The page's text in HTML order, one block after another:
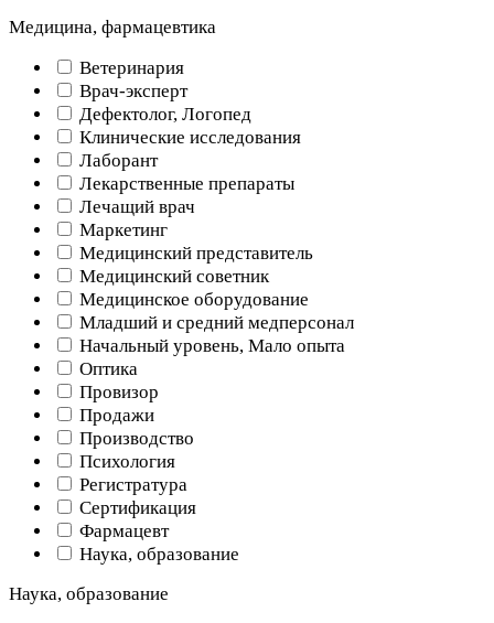
Медицина, фармацевтика
Ветеринария
Врач-эксперт
Дефектолог, Логопед
Клинические исследования
Лаборант
Лекарственные препараты
Лечащий врач
Маркетинг
Медицинский представитель
Медицинский советник
Медицинское оборудование
Младший и средний медперсонал
Начальный уровень, Мало опыта
Оптика
Провизор
Продажи
Производство
Психология
Регистратура
Сертификация
Фармацевт
Наука, образование
Наука, образование